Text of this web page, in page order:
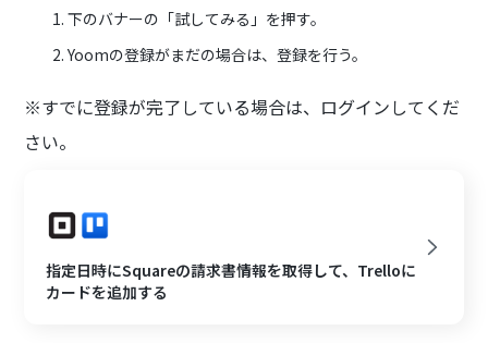
下のバナーの「試してみる」を押す。
Yoomの登録がまだの場合は、登録を行う。
※すでに登録が完了している場合は、ログインしてくだ
さい。
指定日時にSquareの請求書情報を取得して、Trelloに
カードを追加する